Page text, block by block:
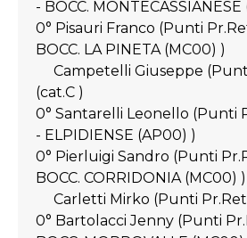
- BOCC.
0° Pisauri Franco (Punti
BOCC. LA PINETA (MC00) )
Campetelli Giuseppe
(cat.C )
0° Santarelli Leonello (Punti
- ELPIDIENSE (AP00) )
0° Pierluigi Sandro (Punti
BOCC. CORRIDONIA (MC00) )
Carletti Mirko (Punti
0° Bartolacci Jenny (Punti